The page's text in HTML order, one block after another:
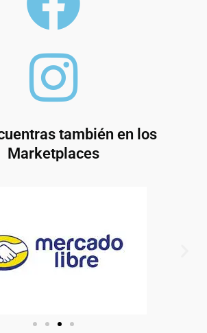
también en los
Marketplaces